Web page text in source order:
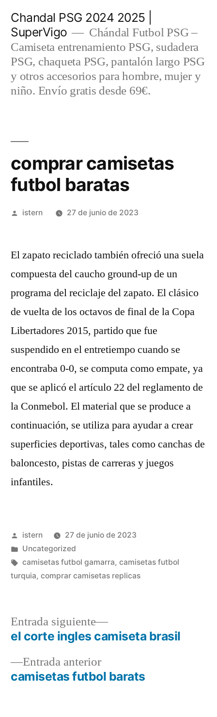
contenido
Chandal PSG 2024 2025 |
SuperVigo
Chándal Futbol PSG –
Camiseta entrenamiento PSG, sudadera
PSG, chaqueta PSG, pantalón largo PSG
y otros accesorios para hombre, mujer y
niño. Envío gratis desde 69€.
comprar camisetas
futbol baratas
Publicado
istern 27 de junio de 2023
El zapato reciclado también ofreció una suela
compuesta del caucho ground-up de un
programa del reciclaje del zapato. El clásico
de vuelta de los octavos de final de la Copa
Libertadores 2015, partido que fue
suspendido en el entretiempo cuando se
encontraba 0-0, se computa como empate, ya
que se aplicó el artículo 22 del reglamento de
la Conmebol. El material que se produce a
continuación, se utiliza para ayudar a crear
superficies deportivas, tales como canchas de
baloncesto, pistas de carreras y juegos
infantiles.
Publicado
por
istern
27 de junio de 2023
Publicado
en
Uncategorized
Etiquetas:
camisetas futbol gamarra, camisetas futbol
turquia, comprar camisetas replicas
Navegación
deEntrada anteriorEntrada
anterior:
camisetas futbol barats
Entrada siguiente
Entrada
siguiente:
el corte ingles camiseta brasil